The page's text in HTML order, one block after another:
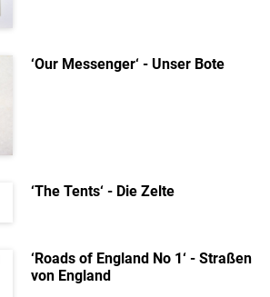
‘Our Messenger‘ - Unser Bote
‘The Tents‘ - Die Zelte
‘Roads of England No 1‘ - Straßen
von England